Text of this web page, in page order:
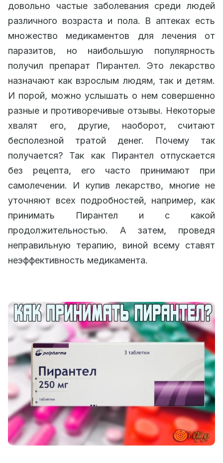
довольно частые заболевания среди людей
различного возраста и пола. В аптеках есть
множество медикаментов для лечения от
паразитов, но наибольшую популярность
получил препарат Пирантел. Это лекарство
назначают как взрослым людям, так и детям.
И порой, можно услышать о нем совершенно
разные и противоречивые отзывы. Некоторые
хвалят его, другие, наоборот, считают
бесполезной тратой денег. Почему так
получается? Так как Пирантел отпускается
без рецепта, его часто принимают при
самолечении. И купив лекарство, многие не
уточняют всех подробностей, например, как
принимать Пирантел и с какой
продолжительностью. А затем, проведя
неправильную терапию, виной всему ставят
неэффективность медикамента.